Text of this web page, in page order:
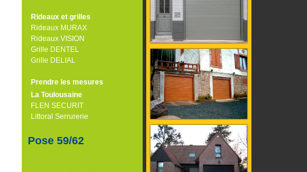
Rideaux et grilles
Rideaux MURAX
Rideaux VISION
Grille DENTEL
Grille DELIAL
Prendre les mesures
La Toulousaine
FLEN SECURIT
Littoral Serrurerie
Pose 59/62